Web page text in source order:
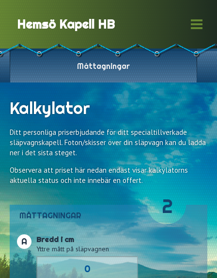
Hemsö Kapell HB
Måttagningar
Kalkylator
Ditt personliga priserbjudande för ditt specialtillverkade
släpvagnskapell. Foton/skisser över din släpvagn kan du ladda
ner i det sista steget.
Observera att priset här nedan endast visar kalkylatorns
aktuella status och inte innebär en offert.
2
MÅTTAGNINGAR
A Bredd i cm
Yttre mått på släpvagnen